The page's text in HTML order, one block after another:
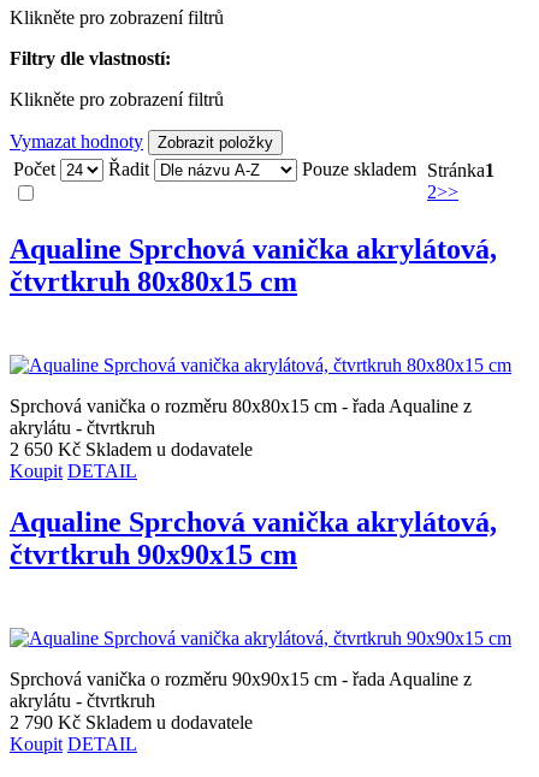
Klikněte pro zobrazení filtrů
Filtry dle vlastností:
Klikněte pro zobrazení filtrů
Vymazat hodnoty
Počet
Řadit Pouze skladem Stránka1
2>>
Aqualine Sprchová vanička akrylátová,
čtvrtkruh 80x80x15 cm
Sprchová vanička o rozměru 80x80x15 cm - řada Aqualine z
akrylátu - čtvrtkruh
2 650 Kč Skladem u dodavatele
Koupit DETAIL
Aqualine Sprchová vanička akrylátová,
čtvrtkruh 90x90x15 cm
Sprchová vanička o rozměru 90x90x15 cm - řada Aqualine z
akrylátu - čtvrtkruh
2 790 Kč Skladem u dodavatele
Koupit DETAIL